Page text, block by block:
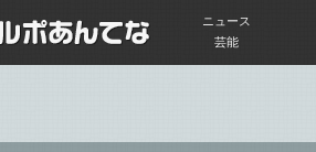
ニュース
芸能